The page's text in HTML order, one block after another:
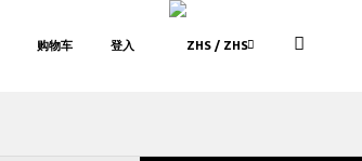
/ ZHS
购物车 登入